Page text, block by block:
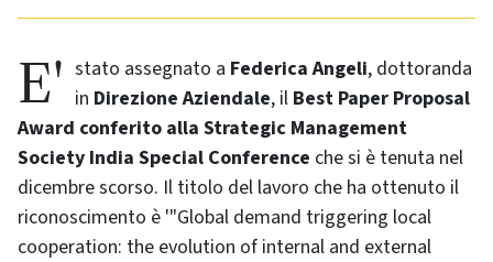
E' stato assegnato a Federica Angeli, dottoranda
in Direzione Aziendale, il Best Paper Proposal
Award conferito alla Strategic Management
Society India Special Conference che si è tenuta nel
dicembre scorso. Il titolo del lavoro che ha ottenuto il
riconoscimento è '"Global demand triggering local
cooperation: the evolution of internal and external